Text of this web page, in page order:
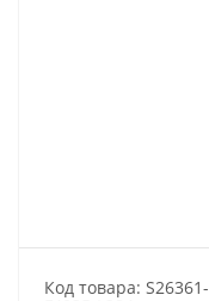
Код товара: S26361-